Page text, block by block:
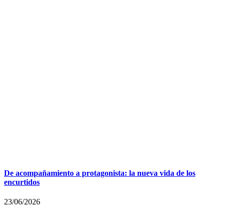
De acompañamiento a protagonista: la nueva vida de los
encurtidos
23/06/2026